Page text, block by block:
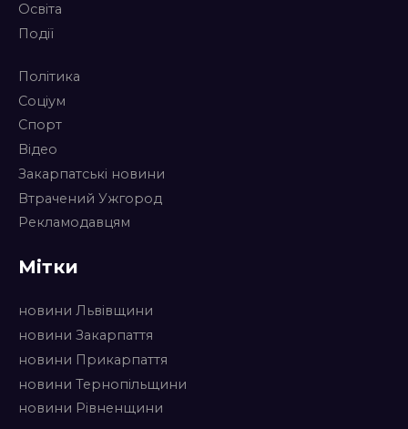
Освіта
Події
Політика
Соціум
Спорт
Відео
Закарпатські новини
Втрачений Ужгород
Рекламодавцям
Мітки
новини Львівщини
новини Закарпаття
новини Прикарпаття
новини Тернопільщини
новини Рівненщини